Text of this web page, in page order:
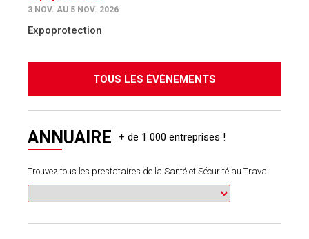
ANNUAIRE
Trouvez tous les prestataires de la Santé et Sécurité au Travail
ARTICLES LES PLUS LUS
SANTÉ & SÉCURITÉ AU TRAVAIL
Absence de DU : Gare aux sanctions !